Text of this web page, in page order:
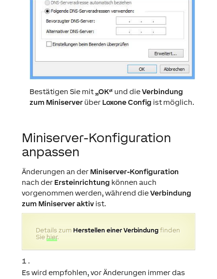
Bestätigen Sie mit „OK“ und dieVerbindung
zum Miniserverüber Loxone Config ist möglich.
Miniserver-Konfiguration
anpassen
Änderungen an der Miniserver-Konfiguration
nach der Ersteinrichtung können auch
vorgenommen werden, während dieVerbindung
zum Miniserver aktivist.
Details zum Herstellen einer Verbindungfinden
Sie hier.
Es wird empfohlen, vor Änderungen immer das